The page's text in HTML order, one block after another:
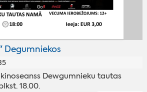
Degumniekos
Dewgumnieku tautas
18.00.